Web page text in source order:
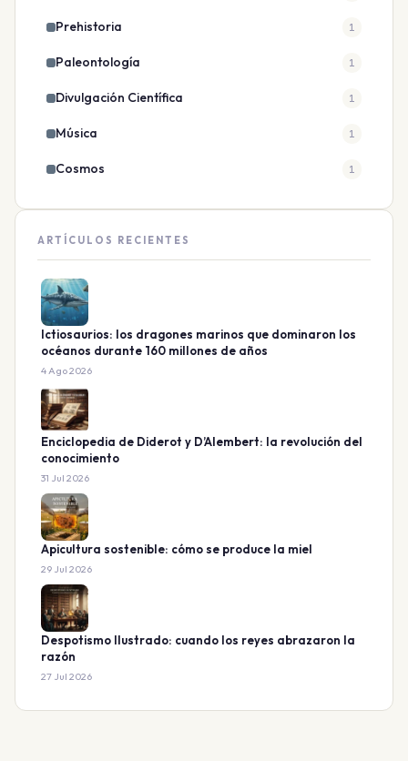
Prehistoria 1
Paleontología 1
Divulgación Científica 1
Música 1
Cosmos 1
ARTÍCULOS RECIENTES
Ictiosaurios: los dragones marinos que dominaron los
océanos durante 160 millones de años
4 Ago 2026
Enciclopedia de Diderot y D’Alembert: la revolución del
conocimiento
31 Jul 2026
Apicultura sostenible: cómo se produce la miel
29 Jul 2026
Despotismo Ilustrado: cuando los reyes abrazaron la
razón
27 Jul 2026